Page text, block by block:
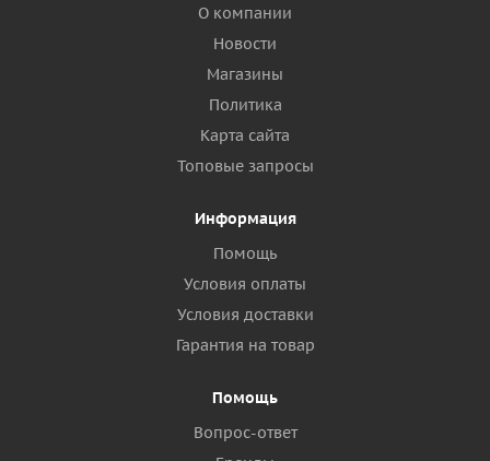
О компании
Новости
Магазины
Политика
Карта сайта
Топовые запросы
Информация
Помощь
Условия оплаты
Условия доставки
Гарантия на товар
Помощь
Вопрос-ответ